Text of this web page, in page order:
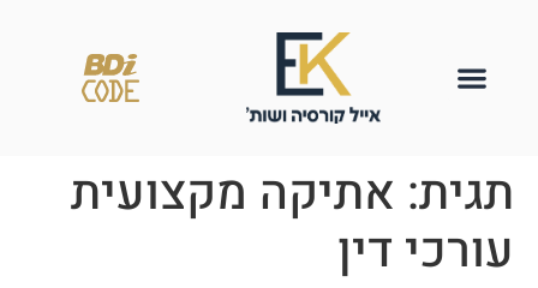
תגית: אתיקה מקצועית
עורכי דין